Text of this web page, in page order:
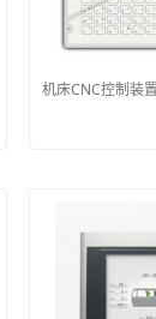
机床CNC控制装置